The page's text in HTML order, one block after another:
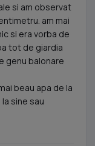
si am observat
am mai
si era vorba de
tot de giardia
genu balonare
beau apa de la
sine sau